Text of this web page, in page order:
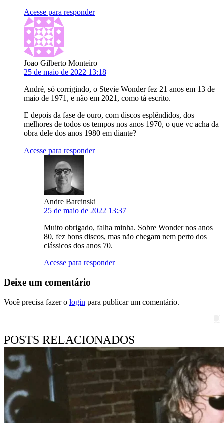
Acesse para responder
Joao Gilberto Monteiro
25 de maio de 2022 13:18
André, só corrigindo, o Stevie Wonder fez 21 anos em 13 de
maio de 1971, e não em 2021, como tá escrito.
E depois da fase de ouro, com discos esplêndidos, dos
melhores de todos os tempos nos anos 1970, o que vc acha da
obra dele dos anos 1980 em diante?
Acesse para responder
Andre Barcinski
25 de maio de 2022 13:37
Muito obrigado, falha minha. Sobre Wonder nos anos
80, fez bons discos, mas não chegam nem perto dos
clássicos dos anos 70.
Acesse para responder
Deixe um comentário
Você precisa fazer o login para publicar um comentário.
POSTS RELACIONADOS